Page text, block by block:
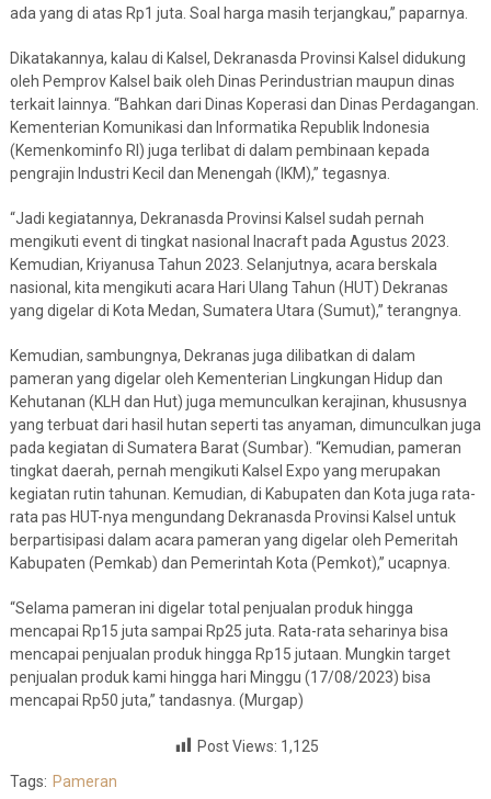
ada yang di atas Rp1 juta. Soal harga masih terjangkau,” paparnya.
Dikatakannya, kalau di Kalsel, Dekranasda Provinsi Kalsel didukung
oleh Pemprov Kalsel baik oleh Dinas Perindustrian maupun dinas
terkait lainnya. “Bahkan dari Dinas Koperasi dan Dinas Perdagangan.
Kementerian Komunikasi dan Informatika Republik Indonesia
(Kemenkominfo RI) juga terlibat di dalam pembinaan kepada
pengrajin Industri Kecil dan Menengah (IKM),” tegasnya.
“Jadi kegiatannya, Dekranasda Provinsi Kalsel sudah pernah
mengikuti event di tingkat nasional Inacraft pada Agustus 2023.
Kemudian, Kriyanusa Tahun 2023. Selanjutnya, acara berskala
nasional, kita mengikuti acara Hari Ulang Tahun (HUT) Dekranas
yang digelar di Kota Medan, Sumatera Utara (Sumut),” terangnya.
Kemudian, sambungnya, Dekranas juga dilibatkan di dalam
pameran yang digelar oleh Kementerian Lingkungan Hidup dan
Kehutanan (KLH dan Hut) juga memunculkan kerajinan, khususnya
yang terbuat dari hasil hutan seperti tas anyaman, dimunculkan juga
pada kegiatan di Sumatera Barat (Sumbar). “Kemudian, pameran
tingkat daerah, pernah mengikuti Kalsel Expo yang merupakan
kegiatan rutin tahunan. Kemudian, di Kabupaten dan Kota juga rata-
rata pas HUT-nya mengundang Dekranasda Provinsi Kalsel untuk
berpartisipasi dalam acara pameran yang digelar oleh Pemeritah
Kabupaten (Pemkab) dan Pemerintah Kota (Pemkot),” ucapnya.
“Selama pameran ini digelar total penjualan produk hingga
mencapai Rp15 juta sampai Rp25 juta. Rata-rata seharinya bisa
mencapai penjualan produk hingga Rp15 jutaan. Mungkin target
penjualan produk kami hingga hari Minggu (17/08/2023) bisa
mencapai Rp50 juta,” tandasnya. (Murgap)
Post Views: 1,125
Tags: Pameran